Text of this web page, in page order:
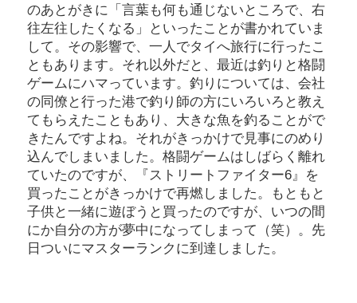
のあとがきに「言葉も何も通じないところで、右
往左往したくなる」といったことが書かれていま
して。その影響で、一人でタイへ旅行に行ったこ
ともあります。それ以外だと、最近は釣りと格闘
ゲームにハマっています。釣りについては、会社
の同僚と行った港で釣り師の方にいろいろと教え
てもらえたこともあり、大きな魚を釣ることがで
きたんですよね。それがきっかけで見事にのめり
込んでしまいました。格闘ゲームはしばらく離れ
ていたのですが、『ストリートファイター6』を
買ったことがきっかけで再燃しました。もともと
子供と一緒に遊ぼうと買ったのですが、いつの間
にか自分の方が夢中になってしまって（笑）。先
日ついにマスターランクに到達しました。